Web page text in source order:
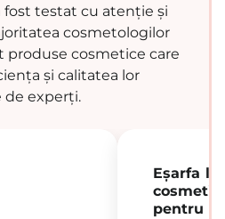
fost testat cu atenție și
cosmetologilor
produse cosmetice care
și calitatea lor
de experți.
Eșarfa
cosmetic
pentru